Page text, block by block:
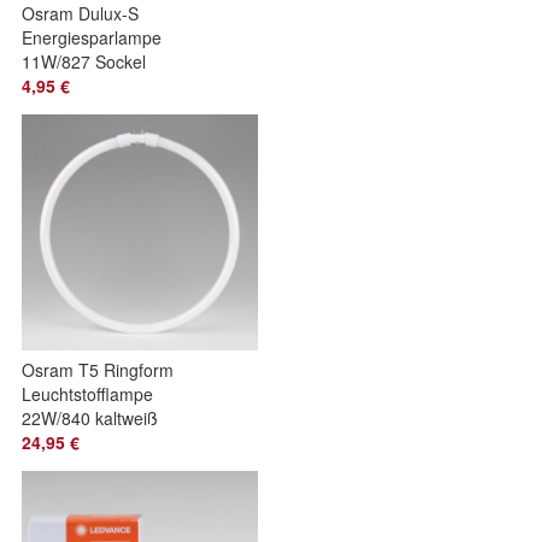
Osram Dulux-S
Energiesparlampe
11W/827 Sockel
G23 Länge 237mm
warmweiß
4,95 €
Osram T5 Ringform
Leuchtstofflampe
22W/840 kaltweiß
24,95 €